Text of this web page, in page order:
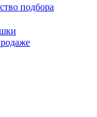
подбора